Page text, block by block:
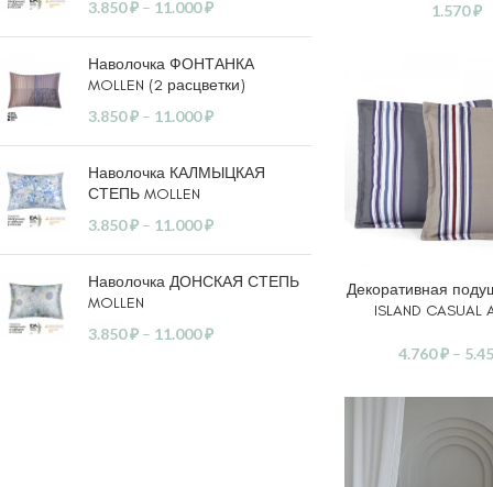
3.850₽ – 11.000₽
Наволочка ФОНТАНКА
MOLLEN (2 расцветки)
3.850₽ – 11.000₽
Наволочка КАЛМЫЦКАЯ
СТЕПЬ MOLLEN
3.850₽ – 11.000₽
Наволочка ДОНСКАЯ СТЕПЬ
MOLLEN
3.850₽ – 11.000₽
1.570₽
ВЫБЕРИТЕ
Декоративная
ISLAND CASUAL
4.760₽ –